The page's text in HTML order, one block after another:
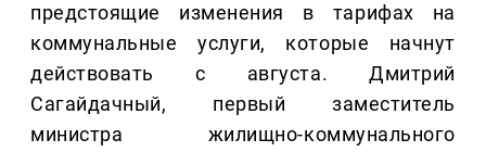
предстоящие изменения в тарифах на
коммунальные услуги, которые начнут
действовать с августа. Дмитрий
Сагайдачный, первый заместитель
министра жилищно-коммунального